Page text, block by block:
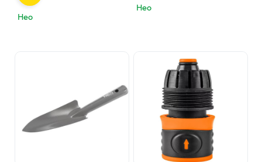
Нео
Нео